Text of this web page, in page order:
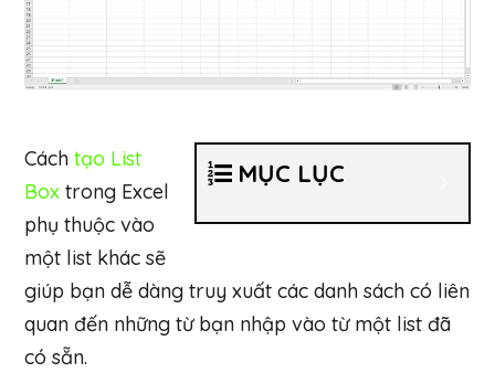
MỤC LỤC
Cáchtạo List
Box trong Excel
phụ thuộc vào
một list khác sẽ
giúp bạn dễ dàng truy xuất các danh sách có liên
quan đến những từ bạn nhập vào từ một list đã
có sẵn.